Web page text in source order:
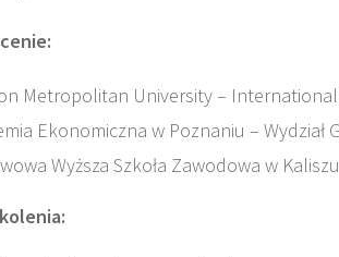
Metropolitan University –
Ekonomiczna w Poznaniu –
Wyższa Szkoła Zawodowa w